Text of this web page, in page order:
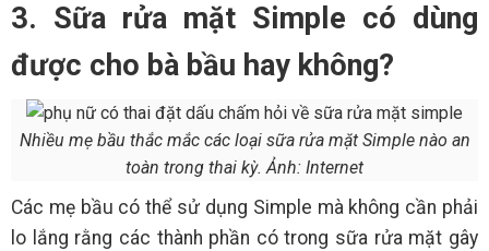
3. Sữa rửa mặt Simple có dùng
được cho bà bầu hay không?
Nhiều mẹ bầu thắc mắc các loại sữa rửa mặt Simple nào an
toàn trong thai kỳ. Ảnh: Internet
Các mẹ bầu có thể sử dụng Simple mà không cần phải
lo lắng rằng các thành phần có trong sữa rửa mặt gây